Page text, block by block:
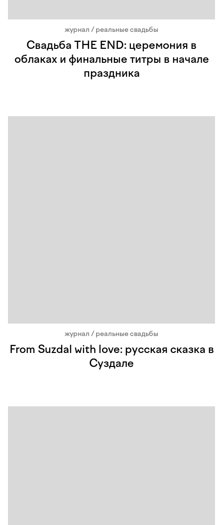
журнал / реальные свадьбы
Свадьба THE END: церемония в
облаках и финальные титры в начале
праздника
журнал / реальные свадьбы
From Suzdal with love: русская сказка в
Суздале